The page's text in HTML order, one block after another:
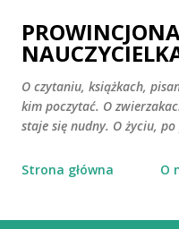
Przejdź do
O czytaniu, książkach,
kim poczytać. O
staje się nudny. O życiu,
Strona główna O